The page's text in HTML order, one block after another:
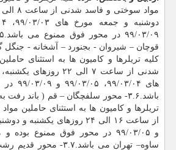
قوچان – شیروان - بجنورد – آشخانه - جنگل
کلیه تریلرها و کامیون ها به استثنای
شدنی از ساعت ۷ الی ۲۲
های
باشد.۳.۶- محور سلفچگان – قم ( باند
تریلرها و کامیون ها به استثنای حاملین
و ۹۹/۰۳/۰۵ در محور فوق ممنوع
ساوه– تهران می